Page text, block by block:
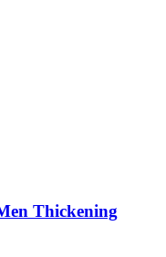
Thickening